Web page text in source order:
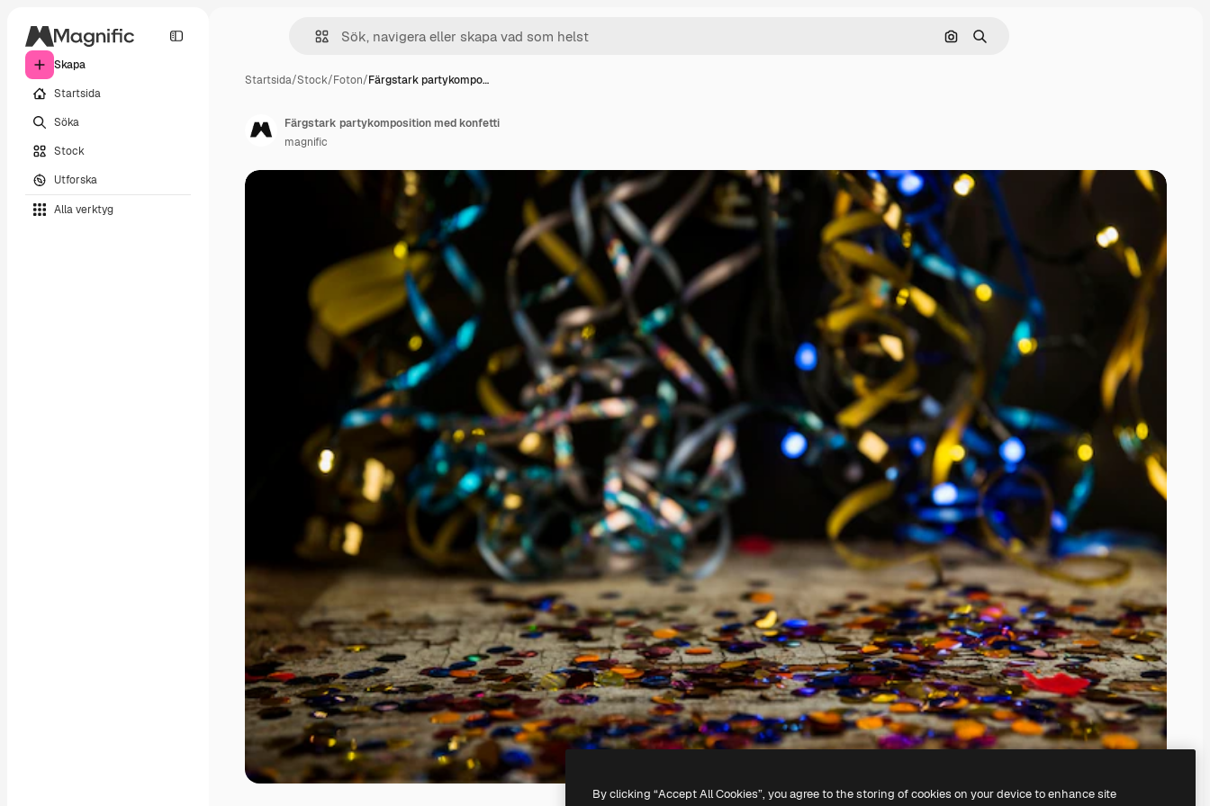
Skapa
Startsida
Söka
Stock
Utforska
Alla verktyg
Sök efter bild
Söka
Startsida/Stock/Foton/Färgstark partykompo…
Färgstark partykomposition med konfetti
magnific
By clicking “Accept All Cookies”, you agree to the storing of cookies on your device to enhance site